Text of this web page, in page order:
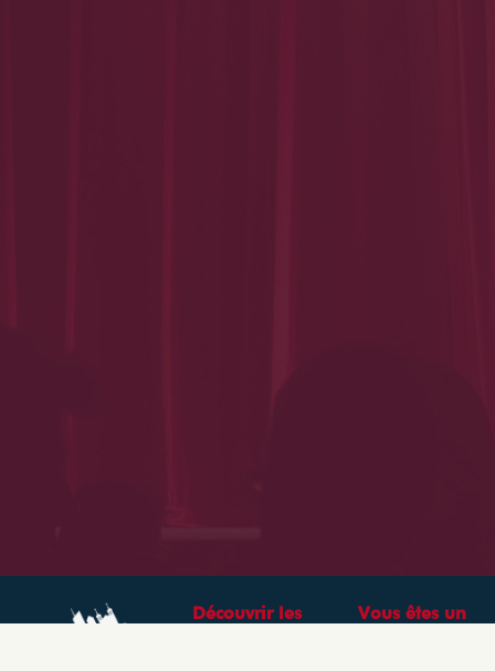
Découvrir les
Vous êtes un